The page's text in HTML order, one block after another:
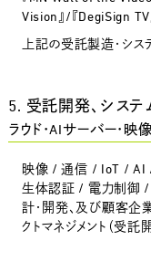
Vision』/『DegiSign TV
上記の受託製造・シ
5. 受託開発、シス
ラウド・AIサーバー・映
映像 / 通信 / IoT / AI /
生体認証 / 電力制御 /
計・開発、及び顧客企
クトマネジメント（受